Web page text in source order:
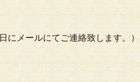
にメールにてご連絡致します。）